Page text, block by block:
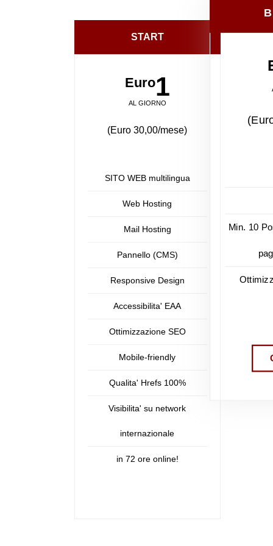
START
Euro1
AL GIORNO
(Euro 30,00/mese)
SITO WEB multilingua
Web Hosting
Mail Hosting
Pannello (CMS)
Responsive Design
Accessibilita' EAA
Ottimizzazione SEO
Mobile-friendly
Qualita' Hrefs 100%
Visibilita' su network
internazionale
in 72 ore online!
Min. 10